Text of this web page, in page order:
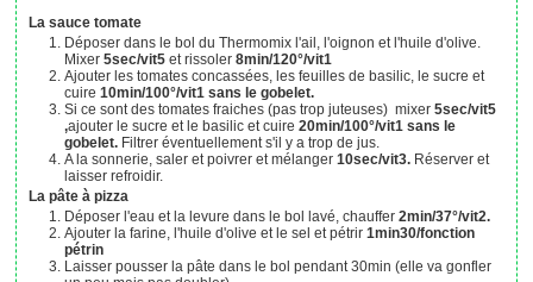
La sauce tomate
Déposer dans le bol du Thermomix l'ail, l'oignon et l'huile d'olive.
Mixer5sec/vit5 et rissoler8min/120°/vit1
Ajouter les tomates concassées, les feuilles de basilic, le sucre et
cuire10min/100°/vit1 sans le gobelet.
Si ce sont des tomates fraiches (pas trop juteuses) mixer5sec/vit5
,ajouter le sucre et le basilic et cuire20min/100°/vit1 sans le
gobelet. Filtrer éventuellement s'il y a trop de jus.
A la sonnerie, saler et poivrer et mélanger10sec/vit3. Réserver et
laisser refroidir.
La pâte à pizza
Déposer l'eau et la levure dans le bol lavé, chauffer2min/37°/vit2.
Ajouter la farine, l'huile d'olive et le sel et pétrir1min30/fonction
pétrin
Laisser pousser la pâte dans le bol pendant 30min (elle va gonfler